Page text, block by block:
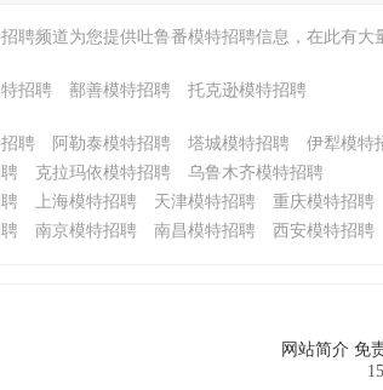
聘频道为您提供吐鲁番模特招聘信息，在此有
招聘 鄯善模特招聘 托克逊模特招聘
聘 阿勒泰模特招聘 塔城模特招聘 伊犁模特
克拉玛依模特招聘 乌鲁木齐模特招聘
上海模特招聘 天津模特招聘 重庆模特招聘
南京模特招聘 南昌模特招聘 西安模特招聘
网站简介 免